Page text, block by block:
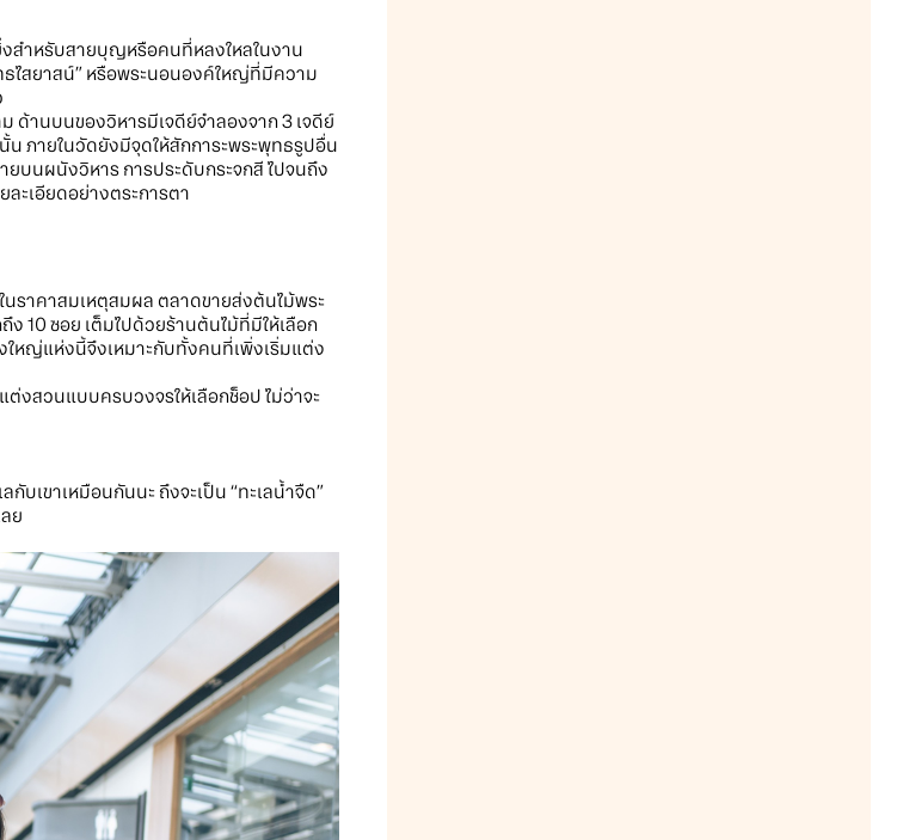
สำหรับสายบุญหรือคนที่หลงใหลในงาน
ไสยาสน์” หรือพระนอนองค์ใหญ่ที่มีความ
านบนของวิหารมีเจดีย์จำลองจาก 3 เจดีย์
ภายในวัดยังมีจุดให้สักการะพระพุทธรูปอื่น
บนผนังวิหาร การประดับกระจกสี ไปจนถึง
ะเอียดอย่างตระการตา
ราคาสมเหตุสมผล ตลาดขายส่งต้นไม้พระ
10 ซอย เต็มไปด้วยร้านต้นไม้ที่มีให้เลือก
ใหญ่แห่งนี้จึงเหมาะกับทั้งคนที่เพิ่งเริ่มแต่ง
งสวนแบบครบวงจรให้เลือกช็อป ไม่ว่าจะ
บเขาเหมือนกันนะ ถึงจะเป็น “ทะเลน้ำจืด”
ย